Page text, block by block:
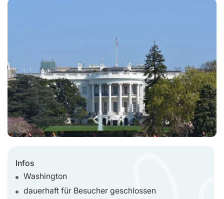
Infos
Washington
dauerhaft für Besucher geschlossen